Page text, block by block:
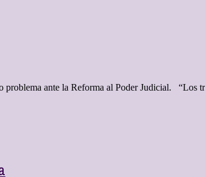
ante la Reforma al Poder Judicial. “Los